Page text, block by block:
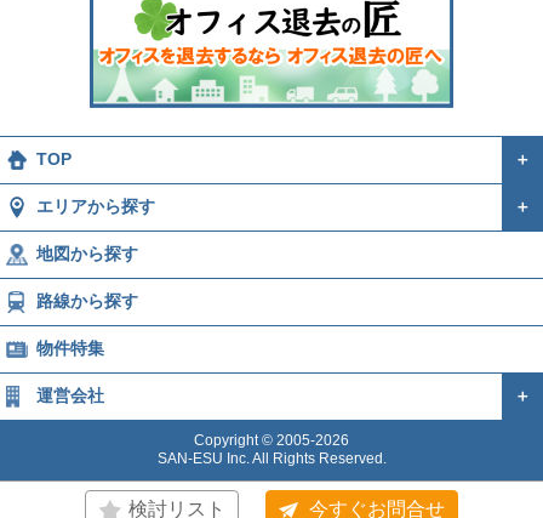
検討リスト 今すぐお問合せ
TOP ＋
エリアから探す ＋
地図から探す
路線から探す
物件特集
運営会社 ＋
Copyright © 2005-2026
SAN-ESU Inc. All Rights Reserved.